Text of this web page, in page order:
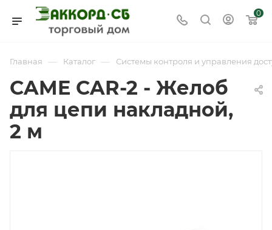
0
Главная — Каталог — Системы контроля и управления
CAME CAR-2 - Желоб
для цепи накладной,
2 м